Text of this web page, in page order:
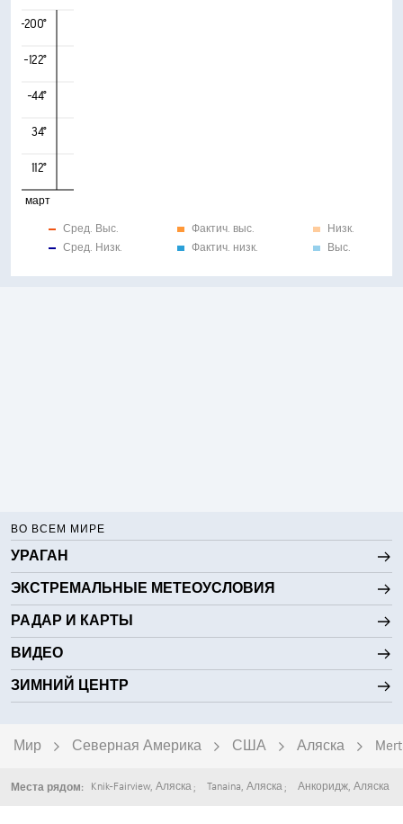
-200°
-122°
-44°
34°
112°
март
Сред. Выс.
Сред. Низк.
Фактич. выс.
Фактич. низк.
Низк.
Выс.
ВО ВСЕМ МИРЕ
УРАГАН
ЭКСТРЕМАЛЬНЫЕ МЕТЕОУСЛОВИЯ
РАДАР И КАРТЫ
ВИДЕО
ЗИМНИЙ ЦЕНТР
Мир Северная Америка США Аляска
Места рядом: Knik-Fairview, Аляска Tanaina, Аляска Анкоридж, Аляска